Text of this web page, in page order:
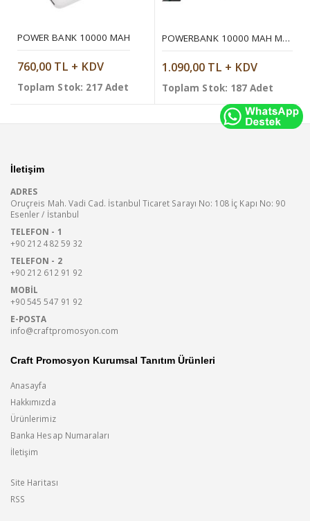
POWER BANK 10000 MAH
760,00 TL + KDV
Toplam Stok: 217 Adet
POWERBANK 10000 MAH MOBIL ŞARJ CIHAZI
1.090,00 TL + KDV
Toplam Stok: 187 Adet
İletişim
ADRES
Oruçreis Mah. Vadi Cad. İstanbul Ticaret Sarayı No: 108 İç Kapı No: 90
Esenler / İstanbul
TELEFON - 1
+90 212 482 59 32
TELEFON - 2
+90 212 612 91 92
MOBIL
+90 545 547 91 92
E-POSTA
info@craftpromosyon.com
Craft Promosyon Kurumsal Tanıtım Ürünleri
Anasayfa
Hakkımızda
Ürünlerimiz
Banka Hesap Numaraları
İletişim
Site Haritası
RSS